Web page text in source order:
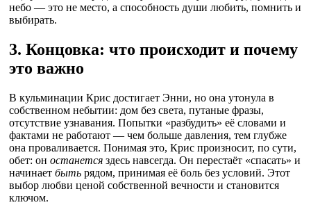
небо — это не место, а способность души любить, помнить и
выбирать.
3. Концовка: что происходит и почему
это важно
В кульминации Крис достигает Энни, но она утонула в
собственном небытии: дом без света, путаные фразы,
отсутствие узнавания. Попытки «разбудить» её словами и
фактами не работают — чем больше давления, тем глубже
она проваливается. Понимая это, Крис произносит, по сути,
обет: он останется здесь навсегда. Он перестаёт «спасать» и
начинает быть рядом, принимая её боль без условий. Этот
выбор любви ценой собственной вечности и становится
ключом.